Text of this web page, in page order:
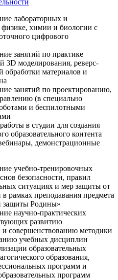
лабораторных и
физике, химии и биологии с
цифрового
занятий по практике
3D моделирования, реверс-
обработки материалов и
занятий по проектированию,
(в специально
и беспилотными
в студии для создания
образовательного контента
демонстрационные
учебно-тренировочных
безопасности, правил
ситуациях и мер защиты от
рамках преподавания предмета
защиты Родины»
научно-практических
развитию
и совершенствованию методики
учебных дисциплин
образовательных
образования,
программ и
программ